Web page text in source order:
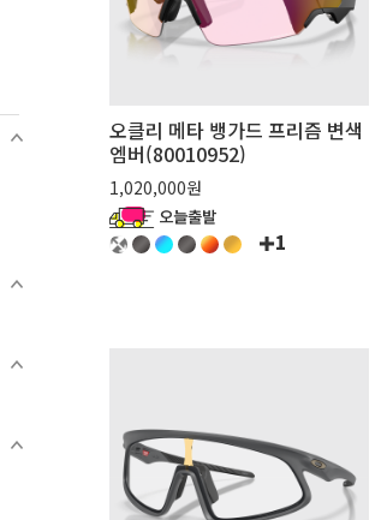
오클리 메타 뱅가드 프리즘 변색
엠버(80010952)
1,020,000원
1